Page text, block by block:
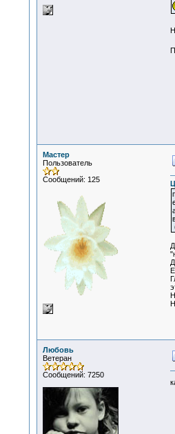
Мастер
Пользователь
Сообщений: 125
Любовь
Ветеран
Сообщений: 7250